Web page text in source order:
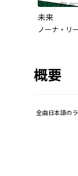
未来
ノーナ・リ
概要
全曲日本語の